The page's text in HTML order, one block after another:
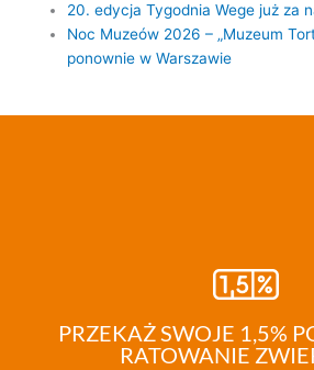
20. edycja Tygodnia Wege już za
Noc Muzeów 2026 – „Muzeum
ponownie w Warszawie
PRZEKAŻ SWOJE 1,5%
RATOWANIE